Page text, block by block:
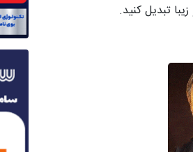
تبدیل کنید.